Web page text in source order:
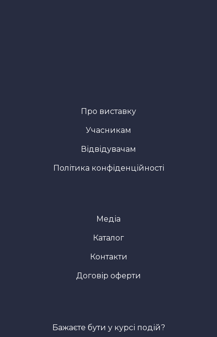
Про виставку
Учасникам
Відвідувачам
Політика конфіденційності
Медіа
Каталог
Контакти
Договір оферти
Бажаєте бути у курсі подій?